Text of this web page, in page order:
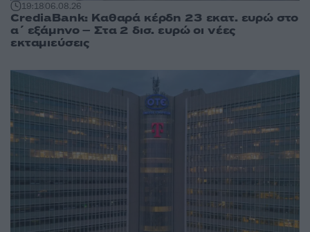
19:1806.08.26
CrediaBank: Καθαρά κέρδη 23 εκατ. ευρώ στο
α΄ εξάμηνο – Στα 2 δισ. ευρώ οι νέες
εκταμιεύσεις